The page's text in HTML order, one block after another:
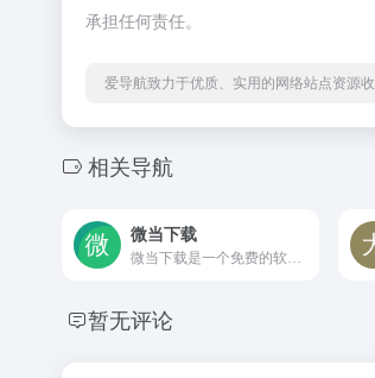
承担任何责任。
爱导航致力于优质、实用的网络站点资源收
相关导航
微当下载
暂无评论